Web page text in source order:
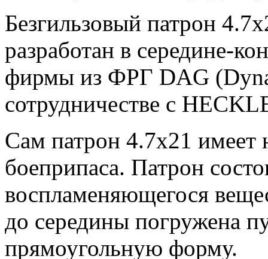
Безгильзовый патрон
разработан в середине-
фирмы из ФРГ DAG
сотрудничестве с
Сам патрон 4.7x21
боеприпаса. Патрон
воспламеняющегося
до середины погружена
прямоугольную форму.